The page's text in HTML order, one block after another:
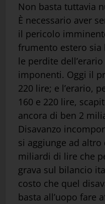
Non basta tuttavia
È necessario aver
il pericolo
frumento estero sia
le perdite
imponenti. Oggi il
220 lire; e l’erario,
160 e 220 lire,
ancora di ben 2
Disavanzo
si aggiunge ad altro
miliardi di lire che
grava sul bilancio
costo che quel
basta all’uopo fare